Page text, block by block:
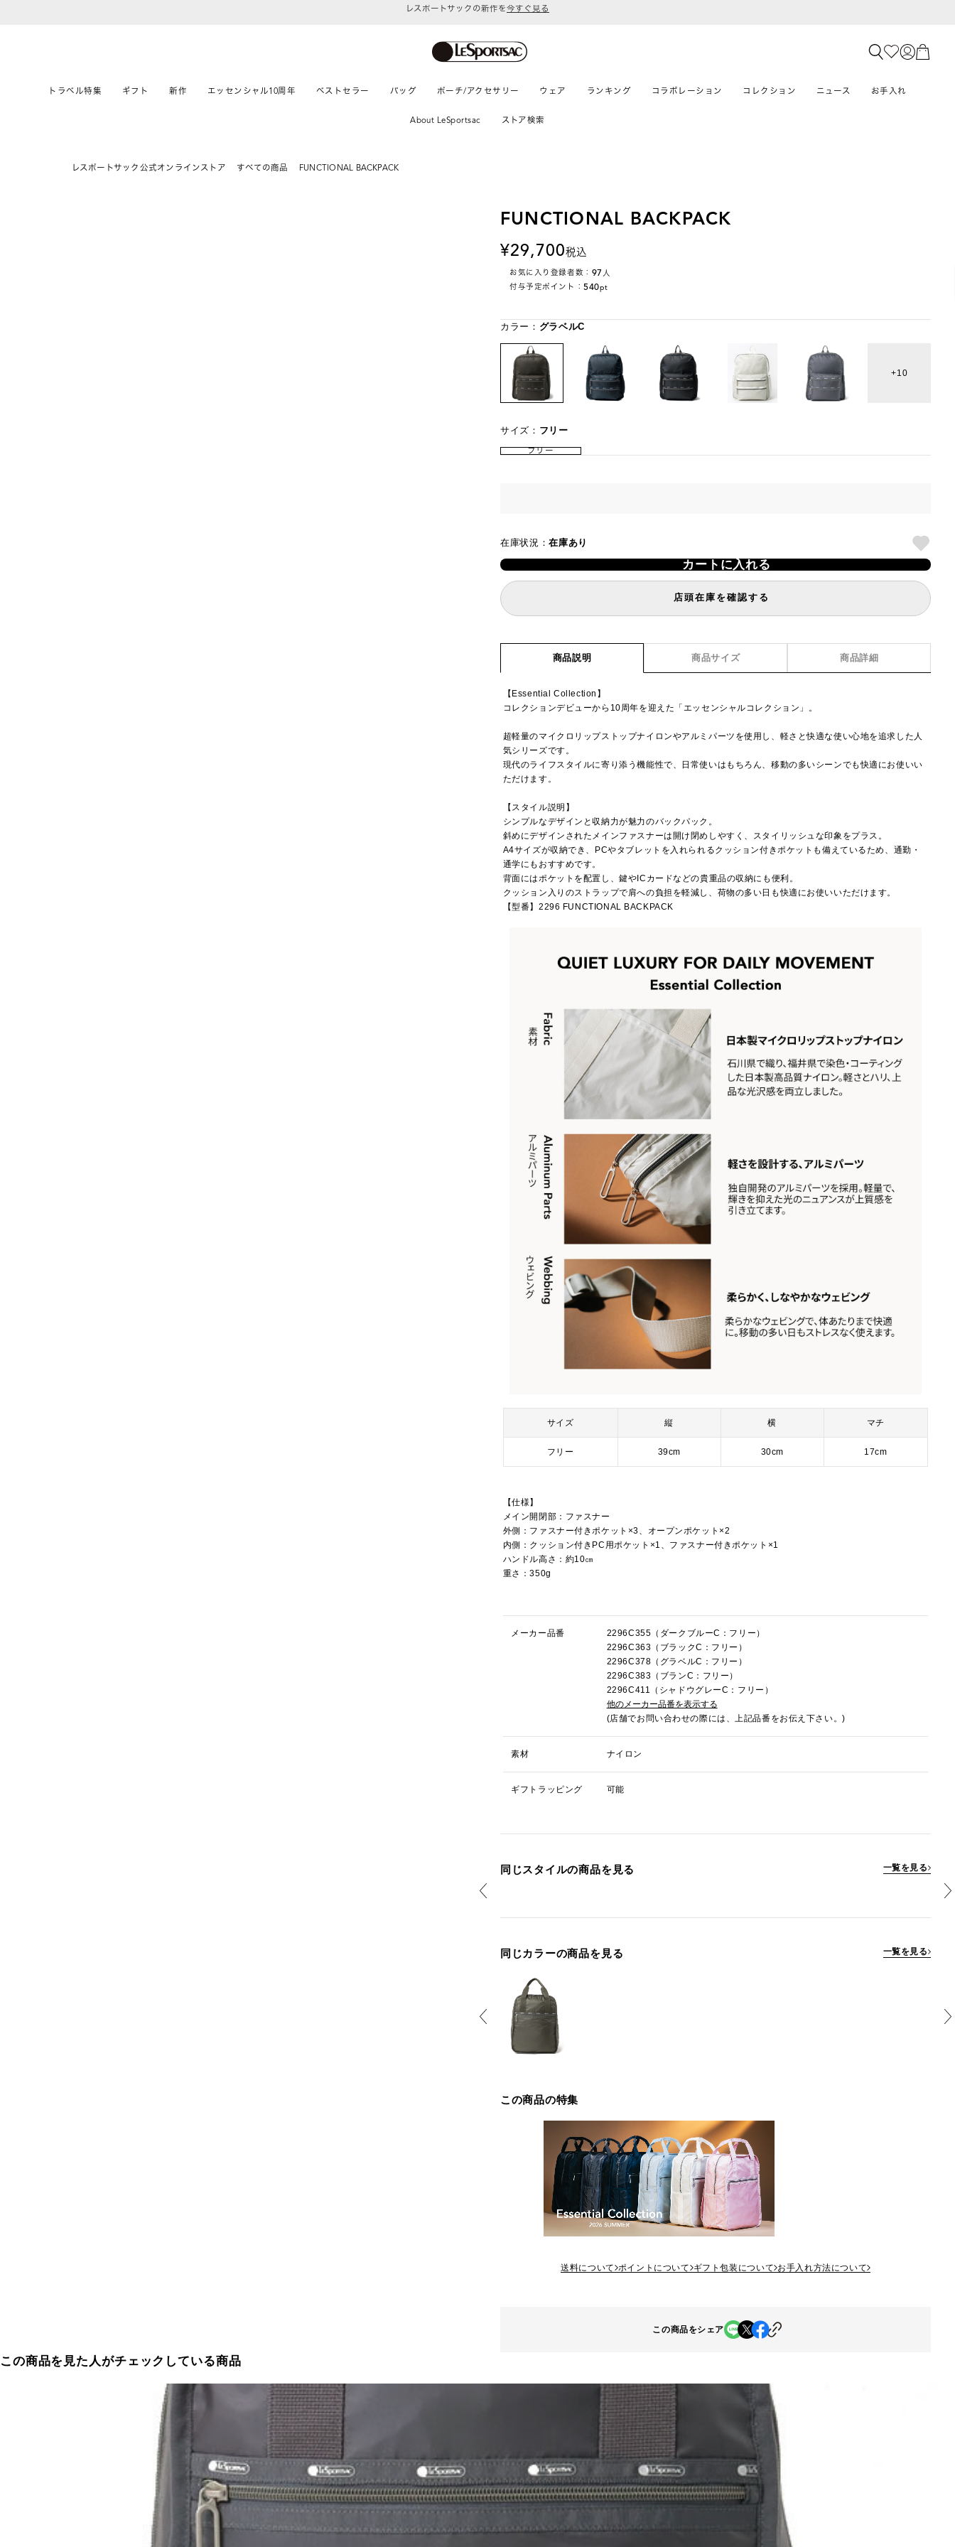
トラベル特集 ギフト 新作 エッセンシャル10周年 ベストセラー バッグ ポーチ/アクセサリー ウェア ランキング コラボレーション コレクション ニュース お手入れ
About LeSportsac ストア検索
レスポートサック公式オンラインストア すべての商品 FUNCTIONAL BACKPACK
FUNCTIONAL BACKPACK
29,700税込
お気に入り登録者数： 97 人
付与予定ポイント：540pt
カラー： グラベルC
10
サイズ： フリー
フリー
在庫状況：在庫あり
カートに入れる
店頭在庫を確認する
商品説明 商品サイズ 商品詳細
【Essential Collection】
コレクションデビューから10周年を迎えた「エッセンシャルコレクション」。
超軽量のマイクロリップストップナイロンやアルミパーツを使用し、軽さと快適な使い心地を追求した人
気シリーズです。
現代のライフスタイルに寄り添う機能性で、日常使いはもちろん、移動の多いシーンでも快適にお使いい
ただけます。
【スタイル説明】
シンプルなデザインと収納力が魅力のバックパック。
斜めにデザインされたメインファスナーは開け閉めしやすく、スタイリッシュな印象をプラス。
A4サイズが収納でき、PCやタブレットを入れられるクッション付きポケットも備えているため、通勤・
通学にもおすすめです。
背面にはポケットを配置し、鍵やICカードなどの貴重品の収納にも便利。
クッション入りのストラップで肩への負担を軽減し、荷物の多い日も快適にお使いいただけます。
【型番】2296 FUNCTIONAL BACKPACK
サイズ 縦 横 マチ
フリー 39cm 30cm 17cm
【仕様】
メイン開閉部：ファスナー
外側：ファスナー付きポケット×3、オープンポケット×2
内側：クッション付きPC用ポケット×1、ファスナー付きポケット×1
ハンドル高さ：約10㎝
重さ：350g
メーカー品番
2296C355（ダークブルーC：フリー）
2296C363（ブラックC：フリー）
2296C378（グラベルC：フリー）
2296C383（ブランC：フリー）
2296C411（シャドウグレーC：フリー）
他のメーカー品番を表示する
(店舗でお問い合わせの際には、上記品番をお伝え下さい。)
素材 ナイロン
ギフトラッピング 可能
同じスタイルの商品を見る 一覧を見る
同じカラーの商品を見る 一覧を見る
この商品の特集
送料について ポイントについて ギフト包装について お手入れ方法について
この商品をシェア
この商品を見た人がチェックしている商品